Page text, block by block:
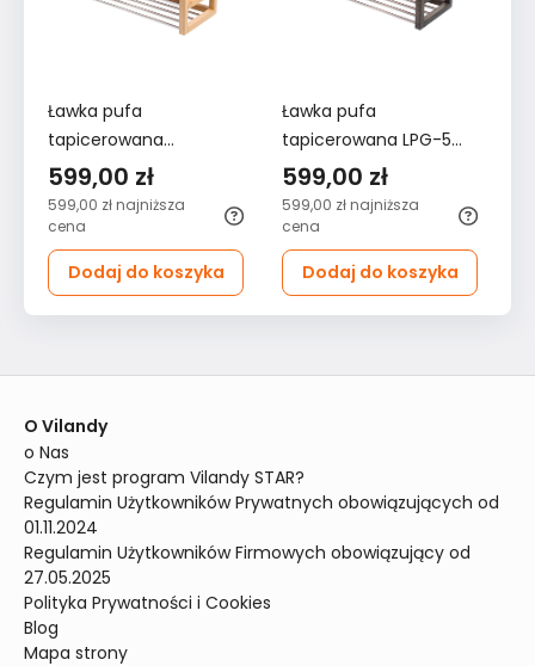
Ławka pufa
tapicerowana
50x45x30 cm z
siedziskiem gładkim
stelaż naturalny do
przedpokoju kolorowe
trójkąty
599,00 zł
599,00 zł najniższa
cena
Dodaj do koszyka
Ławka pufa
tapicerowana LPG-5
50x45x30 cm z
siedziskiem gładkim do
przedpokoju stelaż
bejca popiel zielony
tropik
599,00 zł
599,00 zł najniższa
cena
Dodaj do koszyka
O Vilandy
o Nas
Czym jest program Vilandy STAR?
Regulamin Użytkowników Prywatnych obowiązujących od
01.11.2024
Regulamin Użytkowników Firmowych obowiązujący od
27.05.2025
Polityka Prywatności i Cookies
Blog
Mapa strony